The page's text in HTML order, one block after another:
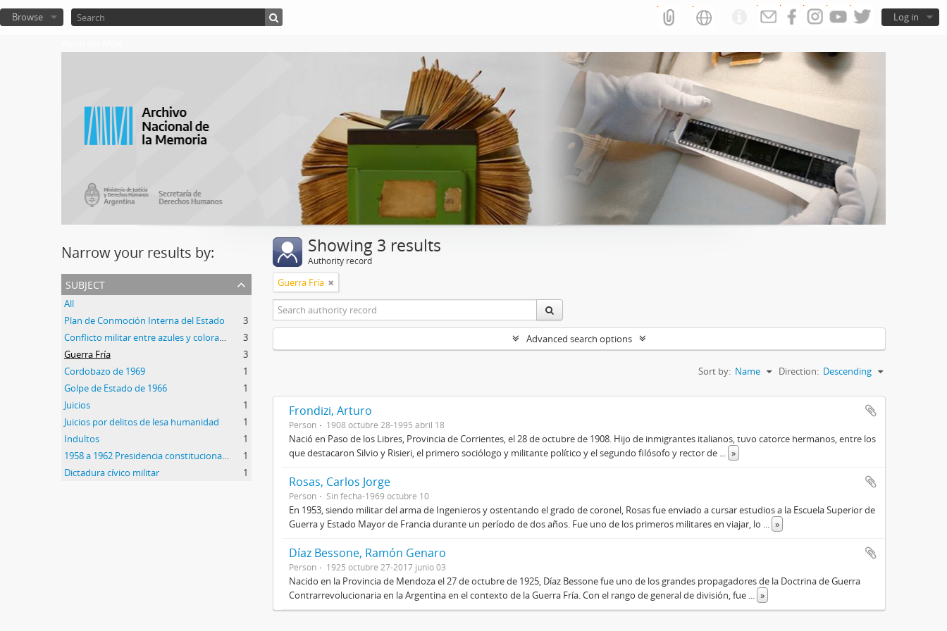
Log in
Browse
Narrow your results by:
subject
All
Plan de Conmoción Interna del Estado
3
3
Guerra Fría
3
Cordobazo de 1969
1
Golpe de Estado de 1966
1
Juicios
1
Juicios por delitos de lesa humanidad
1
Indultos
1
1
Dictadura cívico militar
1
Showing 3 results
Authority record
Guerra Fría
Advanced search options
Sort by: Name Direction: Descending
Frondizi, Arturo
Person 1908 octubre 28-1995 abril 18
Nació en Paso de los Libres, Provincia de Corrientes, el 28 de octubre de 1908. Hijo de inmigrantes italianos, tuvo catorce hermanos, entre los
que destacaron Silvio y Risieri, el primero sociólogo y militante político y el segundo filósofo y rector de
»
Rosas, Carlos Jorge
Person Sin fecha-1969 octubre 10
En 1953, siendo militar del arma de Ingenieros y ostentando el grado de coronel, Rosas fue enviado a cursar estudios a la Escuela Superior de
Guerra y Estado Mayor de Francia durante un período de dos años. Fue uno de los primeros militares en viajar, lo
»
Díaz Bessone, Ramón Genaro
Person 1925 octubre 27-2017 junio 03
Nacido en la Provincia de Mendoza el 27 de octubre de 1925, Díaz Bessone fue uno de los grandes propagadores de la Doctrina de Guerra
Contrarrevolucionaria en la Argentina en el contexto de la Guerra Fría. Con el rango de general de división, fue
»